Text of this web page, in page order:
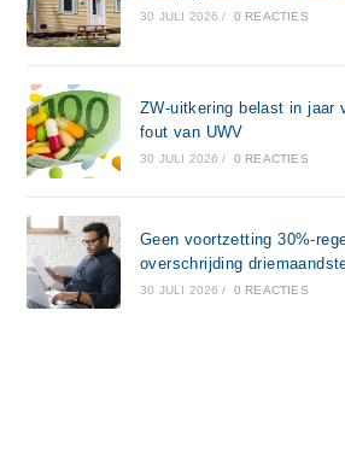
30 JULI 2026 / 0 REACTIES
ZW-uitkering belast in jaar
fout van UWV
30 JULI 2026 / 0 REACTIES
Geen voortzetting 30%-
overschrijding
30 JULI 2026 / 0 REACTIES